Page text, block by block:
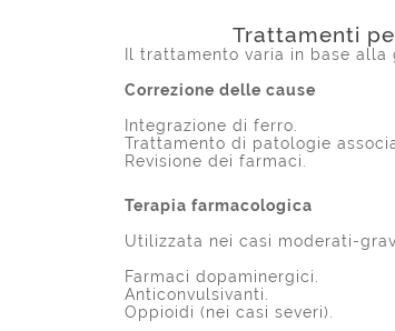
Trattamenti
Il trattamento varia in base alla
Correzione delle cause
Integrazione di ferro.
Trattamento di patologie
Revisione dei farmaci.
Terapia farmacologica
Utilizzata nei casi moderati-
Farmaci dopaminergici.
Anticonvulsivanti.
Oppioidi (nei casi severi).